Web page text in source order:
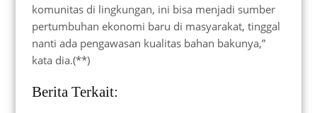
komunitas di lingkungan, ini bisa menjadi sumber
pertumbuhan ekonomi baru di masyarakat, tinggal
nanti ada pengawasan kualitas bahan bakunya,”
kata dia.(**)
Berita Terkait: